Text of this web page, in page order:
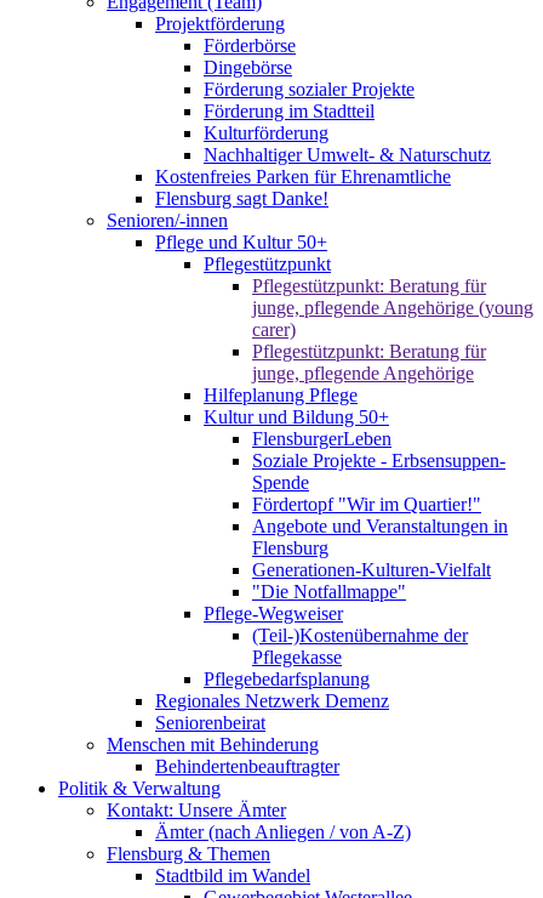
Projektförderung
Förderbörse
Dingebörse
Förderung sozialer Projekte
Förderung im Stadtteil
Kulturförderung
Nachhaltiger Umwelt- & Naturschutz
Kostenfreies Parken für Ehrenamtliche
Flensburg sagt Danke!
Senioren/-innen
Pflege und Kultur 50+
Pflegestützpunkt
Pflegestützpunkt: Beratung für
junge, pflegende Angehörige (young
carer)
Pflegestützpunkt: Beratung für
junge, pflegende Angehörige
Hilfeplanung Pflege
Kultur und Bildung 50+
FlensburgerLeben
Soziale Projekte - Erbsensuppen-
Spende
Fördertopf "Wir im Quartier!"
Angebote und Veranstaltungen in
Flensburg
Generationen-Kulturen-Vielfalt
"Die Notfallmappe"
Pflege-Wegweiser
(Teil-)Kostenübernahme der
Pflegekasse
Pflegebedarfsplanung
Regionales Netzwerk Demenz
Seniorenbeirat
Menschen mit Behinderung
Behindertenbeauftragter
Politik & Verwaltung
Kontakt: Unsere Ämter
Ämter (nach Anliegen / von A-Z)
Flensburg & Themen
Stadtbild im Wandel